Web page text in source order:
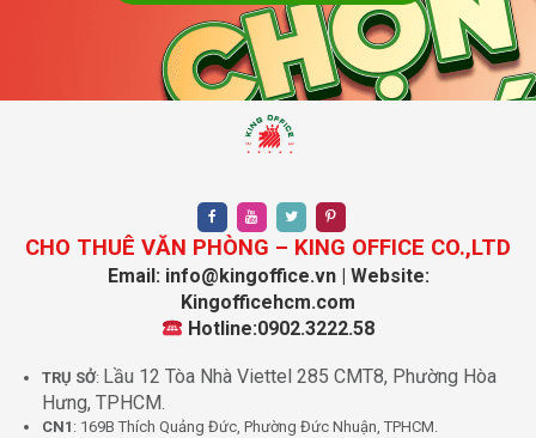
CHO THUÊ VĂN PHÒNG – KING OFFICE CO.,LTD
Email: info@kingoffice.vn | Website:
Kingofficehcm.com
Hotline:0902.3222.58
TRỤ SỞ: Lầu 12 Tòa Nhà Viettel 285 CMT8, Phường Hòa
Hưng, TPHCM.
CN1 : 169B Thích Quảng Đức, Phường Đức Nhuận, TPHCM.